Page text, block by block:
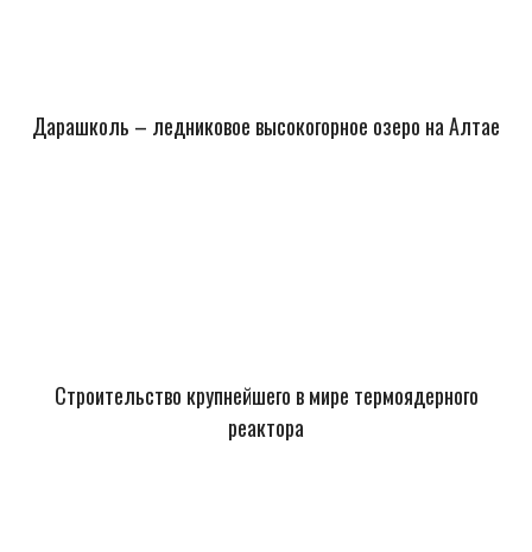
Дарашколь – ледниковое высокогорное озеро на Алтае
Строительство крупнейшего в мире термоядерного
реактора